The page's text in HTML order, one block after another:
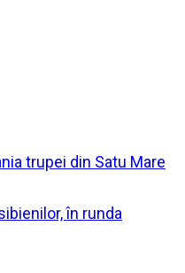
trupei din Satu Mare
în runda